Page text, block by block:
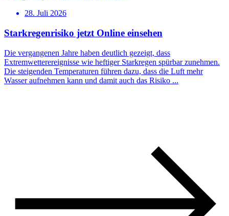
28. Juli 2026
Starkregenrisiko jetzt Online einsehen
Die vergangenen Jahre haben deutlich gezeigt, dass
Extremwetterereignisse wie heftiger Starkregen spürbar zunehmen.
Die steigenden Temperaturen führen dazu, dass die Luft mehr
Wasser aufnehmen kann und damit auch das Risiko ...